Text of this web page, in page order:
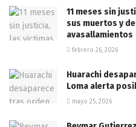
11 meses sin
sus muertos y
avasallamientos
febrero 26, 2026
Huarachi
Loma alerta
mayo 25, 2026